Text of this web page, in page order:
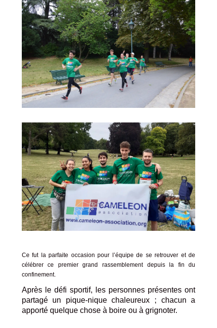
Ce fut la parfaite occasion pour l’équipe de se retrouver et de
célébrer ce premier grand rassemblement depuis la fin du
confinement.
Après le défi sportif, les personnes présentes ont
partagé un pique-nique chaleureux ; chacun a
apporté quelque chose à boire ou à grignoter.